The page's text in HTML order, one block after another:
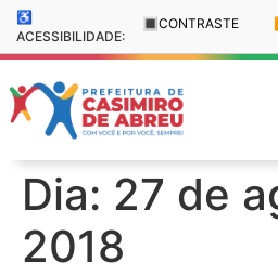
♿
ACESSIBILIDADE:
🔳 CONTRASTE
Dia: 27 de
2018